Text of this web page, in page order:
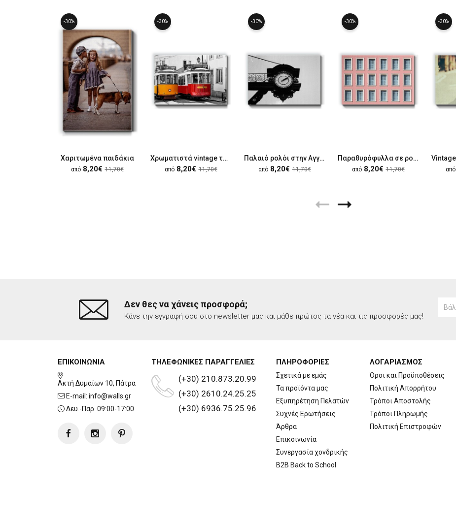
-30%
Χαριτωμένα παιδάκια
από 8,20€ 11,70€
-30%
Χρωματιστά vintage τραμ
από 8,20€ 11,70€
-30%
Παλαιό ρολόι στην Αγγλία
από 8,20€ 11,70€
-30%
Παραθυρόφυλλα σε ροζ τοίχο
από 8,20€ 11,70€
-30%
από
Δεν θες να χάνεις προσφορά;
Κάνε την εγγραφή σου στο newsletter μας και μάθε πρώτος τα νέα και τις προσφορές μας!
ΕΠΙΚΟΙΝΩΝΙΑ
Ακτή Δυμαίων 10, Πάτρα
E-mail: info@walls.gr
Δευ.-Παρ. 09:00-17:00
ΤΗΛΕΦΩΝΙΚΕΣ ΠΑΡΑΓΓΕΛΙΕΣ
(+30) 210.873.20.99
(+30) 2610.24.25.25
(+30) 6936.75.25.96
ΠΛΗΡΟΦΟΡΙΕΣ
Σχετικά με εμάς
Τα προϊόντα μας
Εξυπηρέτηση Πελατών
Συχνές Ερωτήσεις
Άρθρα
Επικοινωνία
Συνεργασία χονδρικής
B2B Back to School
ΛΟΓΑΡΙΑΣΜΟΣ
Όροι και Προϋποθέσεις
Πολιτική Απορρήτου
Τρόποι Αποστολής
Τρόποι Πληρωμής
Πολιτική Επιστροφών